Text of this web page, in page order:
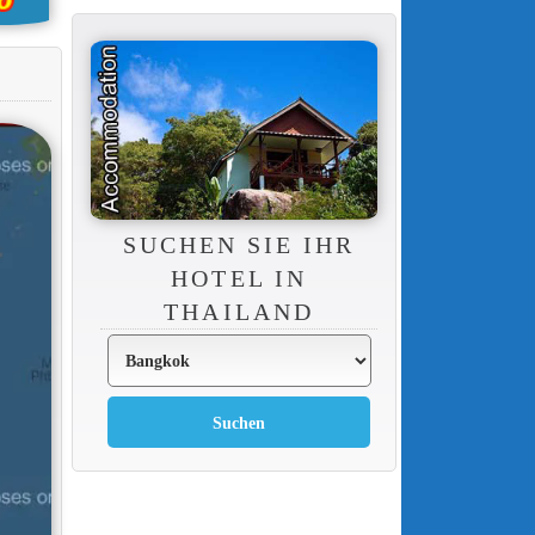
SUCHEN SIE IHR
HOTEL IN
THAILAND